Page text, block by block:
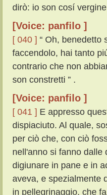
dirò: io son cosí
[Voice: panfilo ]
[ 040 ] “ Oh, benedetto
faccendolo, hai tanto
contrario che non
son constretti ” .
[Voice: panfilo ]
[ 041 ] E appresso
dispiaciuto. Al quale,
per ciò che, con ciò
nell'anno si fanno
digiunare in pane e in
aveva, e spezialmente
in pellegrinaggio, che